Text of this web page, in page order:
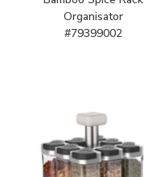
Organisator
#79399002